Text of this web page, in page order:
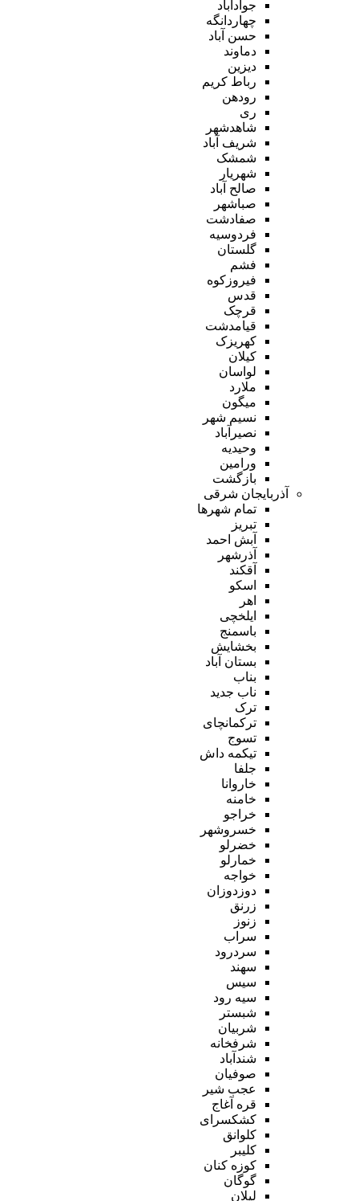
جوادآباد
چهاردانگه
حسن آباد
دماوند
دیزین
رباط کریم
رودهن
ری
شاهدشهر
شریف آباد
شمشک
شهریار
صالح آباد
صباشهر
صفادشت
فردوسیه
گلستان
فشم
فیروزکوه
قدس
قرچک
قیامدشت
کهریزک
کیلان
لواسان
ملارد
میگون
نسیم شهر
نصیرآباد
وحیدیه
ورامین
بازگشت
آذربایجان شرقی
تمام شهر‌ها
تبریز
آبش احمد
آذرشهر
آقکند
اسکو
اهر
ایلخچی
باسمنج
بخشایش
بستان آباد
بناب
ناب جدید
ترک
ترکمانچای
تسوج
تیکمه داش
جلفا
خاروانا
خامنه
خراجو
خسروشهر
خضرلو
خمارلو
خواجه
دوزدوزان
زرنق
زنوز
سراب
سردرود
سهند
سیس
سیه رود
شبستر
شربیان
شرفخانه
شندآباد
صوفیان
عجب شیر
قره آغاج
کشکسرای
کلوانق
کلیبر
کوزه کنان
گوگان
لیلان